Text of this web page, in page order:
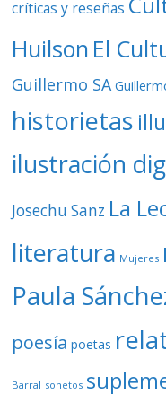
críticas y reseñas
Huilson El
Guillermo SA
historietas
ilustración
Josechu Sanz La
literatura Mujeres
Paula
poesía poetas
Barral sonetos